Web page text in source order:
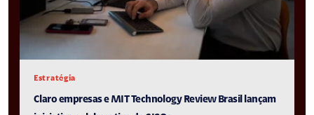
Estratégia
Claro empresas e MIT Technology Review Brasil lançam